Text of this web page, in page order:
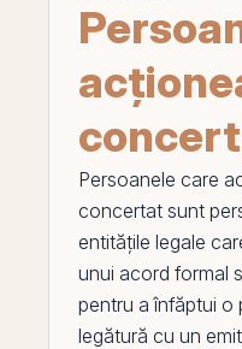
Persoanele care
concertat sunt
entitățile legale
unui acord formal
pentru a înfăptui o
legătură cu un